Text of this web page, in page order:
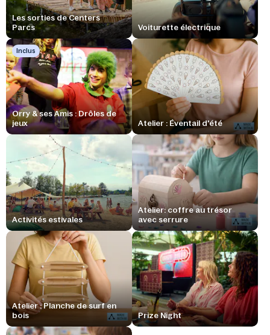
Les sorties de Centers
Parcs
Voiturette électrique
Inclus
Orry & ses Amis : Drôles de
jeux
Atelier : Éventail d'été
Activités estivales
Atelier: coffre au trésor
avec serrure
Atelier : Planche de surf en
bois
Prize Night